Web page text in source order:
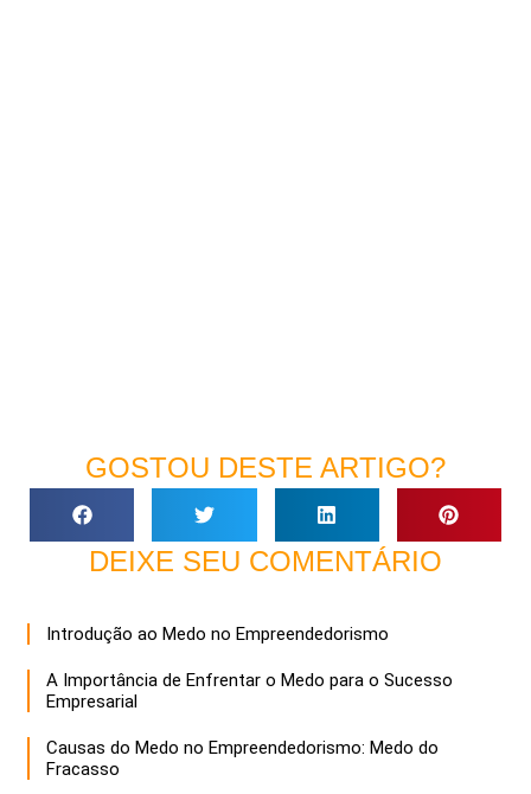
GOSTOU DESTE ARTIGO?
DEIXE SEU COMENTÁRIO
Introdução ao Medo no Empreendedorismo
A Importância de Enfrentar o Medo para o Sucesso
Empresarial
Causas do Medo no Empreendedorismo: Medo do
Fracasso